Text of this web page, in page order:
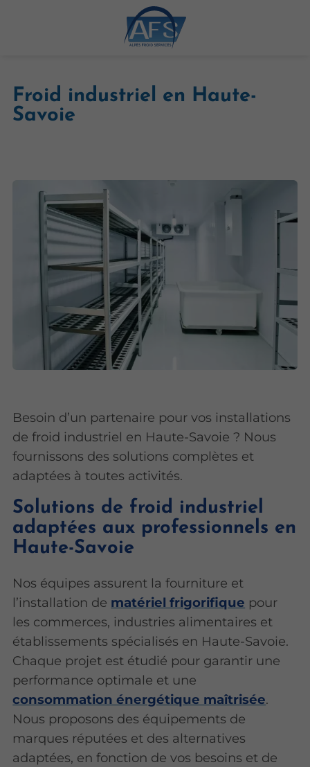
Froid industriel en Haute-
Savoie
Besoin d’un partenaire pour vos installations
de froid industriel en Haute-Savoie ? Nous
fournissons des solutions complètes et
adaptées à toutes activités.
Solutions de froid industriel
adaptées aux professionnels en
Haute-Savoie
Nos équipes assurent la fourniture et
l’installation de matériel frigorifique pour
les commerces, industries alimentaires et
établissements spécialisés en Haute-Savoie.
Chaque projet est étudié pour garantir une
performance optimale et une
consommation énergétique maîtrisée.
Nous proposons des équipements de
marques réputées et des alternatives
adaptées, en fonction de vos besoins et de